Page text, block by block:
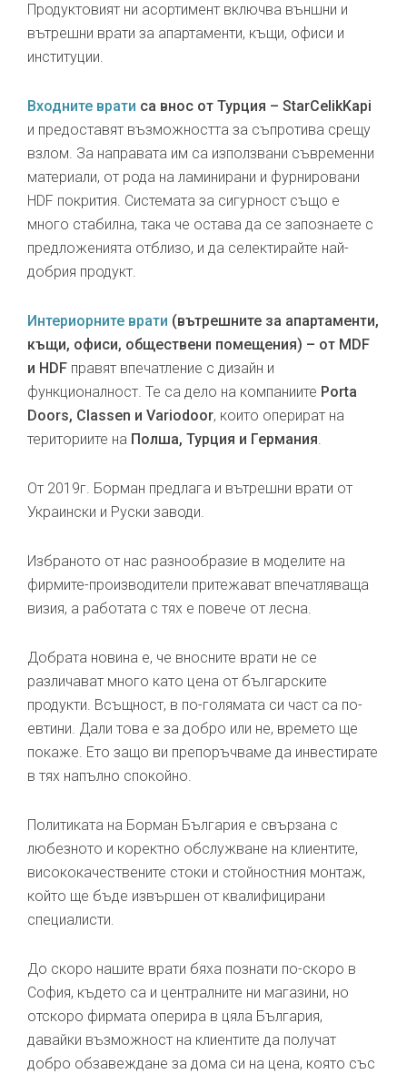
Продуктовият ни асортимент включва външни и
вътрешни врати за апартаменти, къщи, офиси и
институции.
Входните врати са внос от Турция – StarCelikKapi
и предоставят възможността за съпротива срещу
взлом. За направата им са използвани съвременни
материали, от рода на ламинирани и фурнировани
HDF покрития. Системата за сигурност също е
много стабилна, така че остава да се запознаете с
предложенията отблизо, и да селектирайте най-
добрия продукт.
Интериорните врати (вътрешните за апартаменти,
къщи, офиси, обществени помещения) – от MDF
и HDF правят впечатление с дизайн и
функционалност. Те са дело на компаниите Porta
Doors, Classen и Variodoor, които оперират на
териториите на Полша, Турция и Германия.
От 2019г. Борман предлага и вътрешни врати от
Украински и Руски заводи.
Избраното от нас разнообразие в моделите на
фирмите-производители притежават впечатляваща
визия, а работата с тях е повече от лесна.
Добрата новина е, че вносните врати не се
различават много като цена от българските
продукти. Всъщност, в по-голямата си част са по-
евтини. Дали това е за добро или не, времето ще
покаже. Ето защо ви препоръчваме да инвестирате
в тях напълно спокойно.
Политиката на Борман България е свързана с
любезното и коректно обслужване на клиентите,
висококачествените стоки и стойностния монтаж,
който ще бъде извършен от квалифицирани
специалисти.
До скоро нашите врати бяха познати по-скоро в
София, където са и централните ни магазини, но
отскоро фирмата оперира в цяла България,
давайки възможност на клиентите да получат
добро обзавеждане за дома си на цена, която със